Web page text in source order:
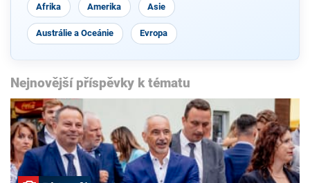
Afrika Amerika Asie
Austrálie a Oceánie Evropa
Nejnovější příspěvky k tématu